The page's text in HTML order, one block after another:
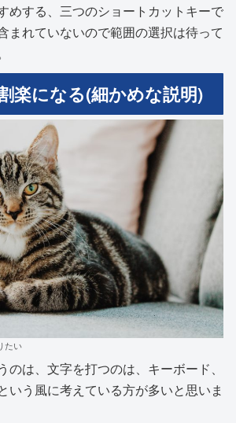
めする、三つのショートカットキーで
まれていないので範囲の選択は待って
楽になる(細かめな説明)
たい
のは、文字を打つのは、キーボード、
いう風に考えている方が多いと思いま